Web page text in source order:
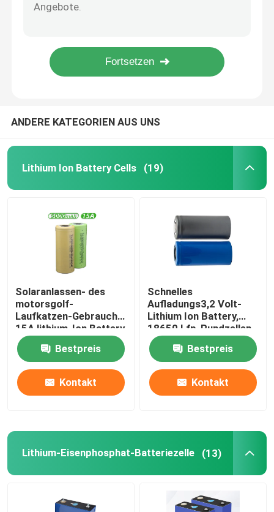
Elektrowerkzeug-Lithium Ion Battery
Tragbares Lithium-Kraftwerk
Akku-Energie-Bank
Solar-Wechselrichtersystem für zu Hause
Elektro-Mobil-Lithium Ion Battery
RC-Lithium Ion Battery
Lithium-Ionen-Starterbatterie
Lithium-Batterie-Ladegeräte
ANDERE KATEGORIEN AUS UNS
Lithium Ion Battery Cells (19)
Solaranlassen- des
motorsgolf-
Laufkatzen-Gebrauch
15A lithium-Ion Battery
Cellss 26650
Bestpreis
Kontakt
Schnelles
Aufladungs3,2 Volt-
Lithium Ion Battery,
18650 Lfp-Rundzellen
Bestpreis
Kontakt
Lithium-Eisenphosphat-Batteriezelle (13)